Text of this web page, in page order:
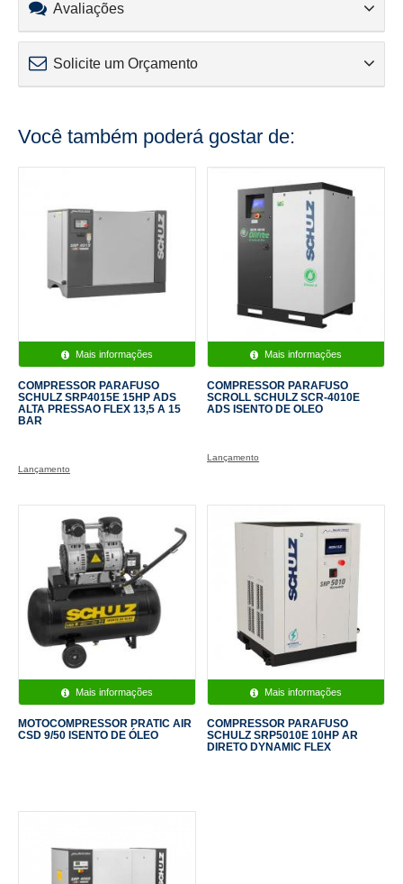
Avaliações
Solicite um Orçamento
Você também poderá gostar de:
Mais informações
COMPRESSOR PARAFUSO
SCHULZ SRP4015E 15HP ADS
ALTA PRESSAO FLEX 13,5 A 15
BAR
Lançamento
Mais informações
COMPRESSOR PARAFUSO
SCROLL SCHULZ SCR-4010E
ADS ISENTO DE OLEO
Lançamento
Mais informações
MOTOCOMPRESSOR PRATIC AIR
CSD 9/50 ISENTO DE ÓLEO
Mais informações
COMPRESSOR PARAFUSO
SCHULZ SRP5010E 10HP AR
DIRETO DYNAMIC FLEX